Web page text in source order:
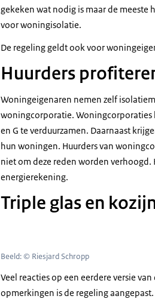
gekeken wat nodig is maar de
voor woningisolatie.
De regeling geldt ook voor
Huurders
Woningeigenaren nemen zelf
woningcorporatie. Woningcorporaties
en G te verduurzamen. Daarnaast
hun woningen. Huurders van
niet om deze reden worden
energierekening.
Triple glas en
Beeld: © Riesjard Schropp
Veel reacties op een eerdere versie
opmerkingen is de regeling